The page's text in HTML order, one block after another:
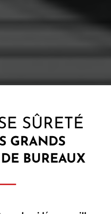
SÛRETÉ
GRANDS
BUREAUX